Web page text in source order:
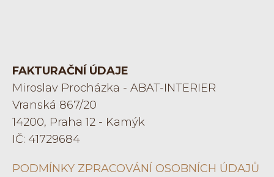
FAKTURAČNÍ ÚDAJE
Miroslav Procházka - ABAT-INTERIER
Vranská 867/20
14200, Praha 12 - Kamýk
IČ: 41729684
PODMÍNKY ZPRACOVÁNÍ OSOBNÍCH ÚDAJŮ